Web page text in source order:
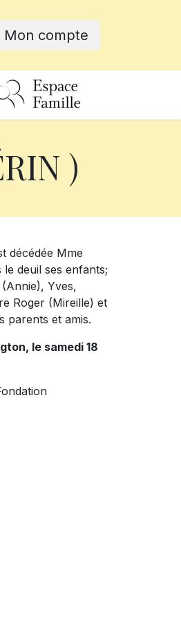
Mon compte
)
Mme
deuil ses enfants;
Yves,
Roger (Mireille) et
parents et amis.
le samedi 18